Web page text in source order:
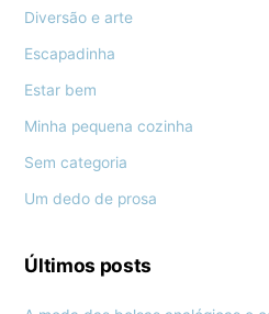
Diversão e arte
Escapadinha
Estar bem
Minha pequena cozinha
Sem categoria
Um dedo de prosa
Últimos posts